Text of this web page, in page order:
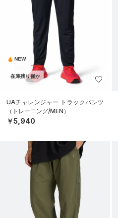
NEW
在庫残り僅か
UAチャレンジャー トラックパンツ
（トレーニング/MEN）
￥5,940